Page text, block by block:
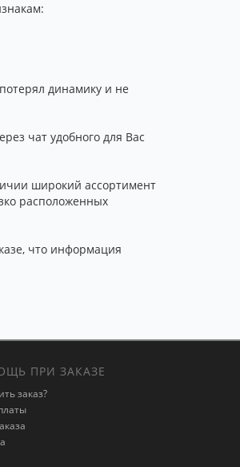
динамику и не
чат удобного для Вас
широкий ассортимент
расположенных
что информация
ПРИ ЗАКАЗЕ
заказ?